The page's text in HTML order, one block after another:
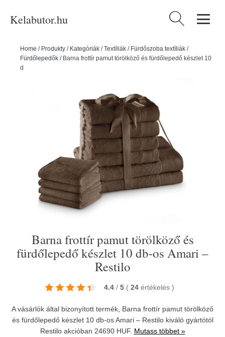
Kelabutor.hu Keresés:
Home / Produkty / Kategóriák /Textíliák / Fürdőszoba textíliák /
Fürdőlepedők / Barna frottír pamut törölköző és fürdőlepedő készlet 10
db-os Amari – Restilo
Barna frottír pamut törölköző és
fürdőlepedő készlet 10 db-os Amari –
Restilo
4.4 / 5 ( 24 értékelés )
A vásárlók által bizonyított termék, Barna frottír pamut törölköző
és fürdőlepedő készlet 10 db-os Amari – Restilo kiváló gyártótól
Restiloakcióban 24690 HUF. Mutass többet »